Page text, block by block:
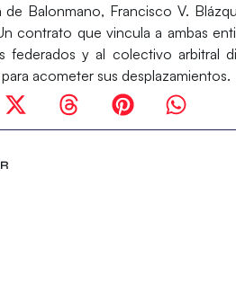
de Balonmano, Francisco V.
contrato que vincula a ambas
federados y al colectivo arbitral
acometer sus desplazamientos.